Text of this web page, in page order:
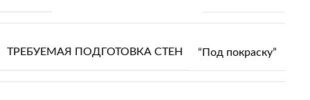
ТРЕБУЕМАЯ ПОДГОТОВКА СТЕН “Под покраску”